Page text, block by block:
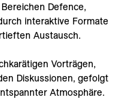
Defence,
interaktive Formate
Austausch.
Vorträgen,
Diskussionen, gefolgt
Atmosphäre.